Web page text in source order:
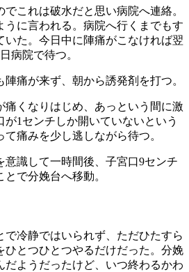
これは破水だと思い病院へ連絡。
うに言われる。病院へ行くまでもす
いた。今日中に陣痛がこなければ翌
病院で待つ。
痛が来ず、朝から誘発剤を打つ。
痛くなりはじめ、あっという間に激
1センチしか開いていないという
痛みを少し逃しながら待つ。
意識して一時間後、子宮口9センチ
で分娩台へ移動。
で冷静ではいられず、ただひたすら
ひとつひとつやるだけだった。分娩
だようだったけど、いつ終わるかわ